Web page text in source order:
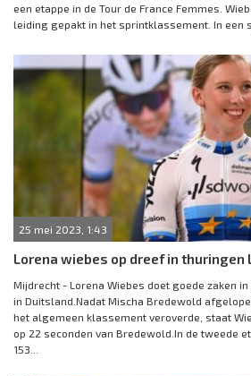
een etappe in de Tour de France Femmes.
leiding gepakt in het sprintklassement. In een
25 mei 2023, 1:43
Lorena wiebes op dreef in thuringen
Mijdrecht - Lorena Wiebes doet goede zaken
in Duitsland.Nadat Mischa Bredewold
het algemeen klassement veroverde, staat
op 22 seconden van Bredewold.In de tweede
153...